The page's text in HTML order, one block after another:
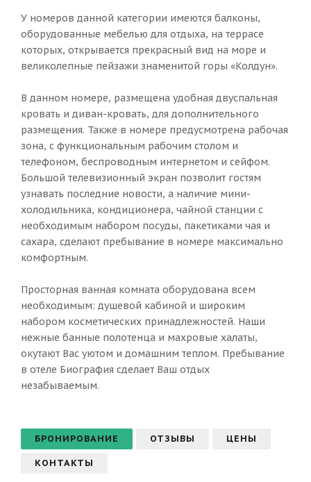
У номеров данной категории имеются балконы,
оборудованные мебелью для отдыха, на террасе
которых, открывается прекрасный вид на море и
великолепные пейзажи знаменитой горы «Колдун».
В данном номере, размещена удобная двуспальная
кровать и диван-кровать, для дополнительного
размещения. Также в номере предусмотрена рабочая
зона, с функциональным рабочим столом и
телефоном, беспроводным интернетом и сейфом.
Большой телевизионный экран позволит гостям
узнавать последние новости, а наличие мини-
холодильника, кондиционера, чайной станции с
необходимым набором посуды, пакетиками чая и
сахара, сделают пребывание в номере максимально
комфортным.
Просторная ванная комната оборудована всем
необходимым: душевой кабиной и широким
набором косметических принадлежностей. Наши
нежные банные полотенца и махровые халаты,
окутают Вас уютом и домашним теплом. Пребывание
в отеле Биография сделает Ваш отдых
незабываемым.
БРОНИРОВАНИЕ ОТЗЫВЫ ЦЕНЫ
КОНТАКТЫ